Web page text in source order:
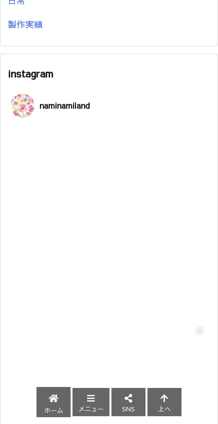
製作実績
instagram
naminamiland
ホーム メニュー SNS 上へ